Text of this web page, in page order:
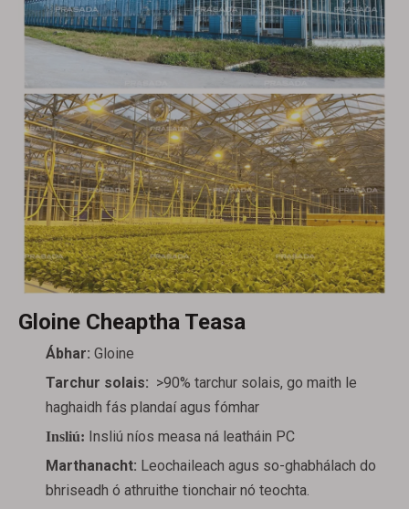
Gloine Cheaptha Teasa
Ábhar: Gloine
Tarchur solais: >90% tarchur solais, go maith le
haghaidh fás plandaí agus fómhar
Insliú: Insliú níos measa ná leatháin PC
Marthanacht: Leochaileach agus so-ghabhálach do
bhriseadh ó athruithe tionchair nó teochta.